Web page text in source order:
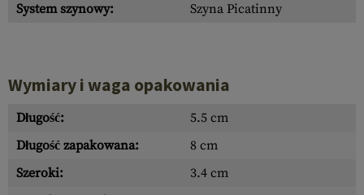
System szynowy: Szyna Picatinny
Wymiary i waga opakowania
Długość:
5.5 cm
Długość zapakowana:
8 cm
Szeroki:
3.4 cm